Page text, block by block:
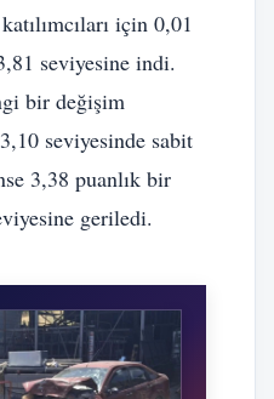
için 0,01
seviyesine indi.
bir değişim
seviyesinde sabit
3,38 puanlık bir
geriledi.